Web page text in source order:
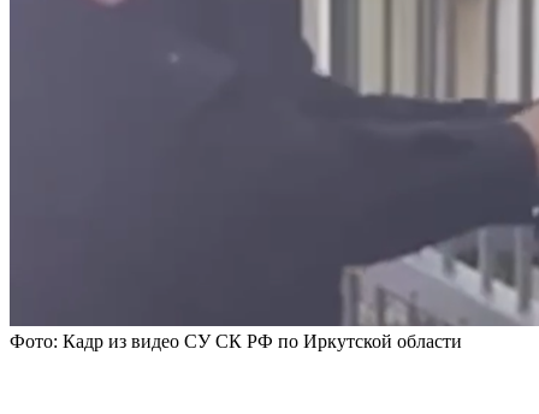
Фото: Кадр из видео СУ СК РФ по Иркутской области